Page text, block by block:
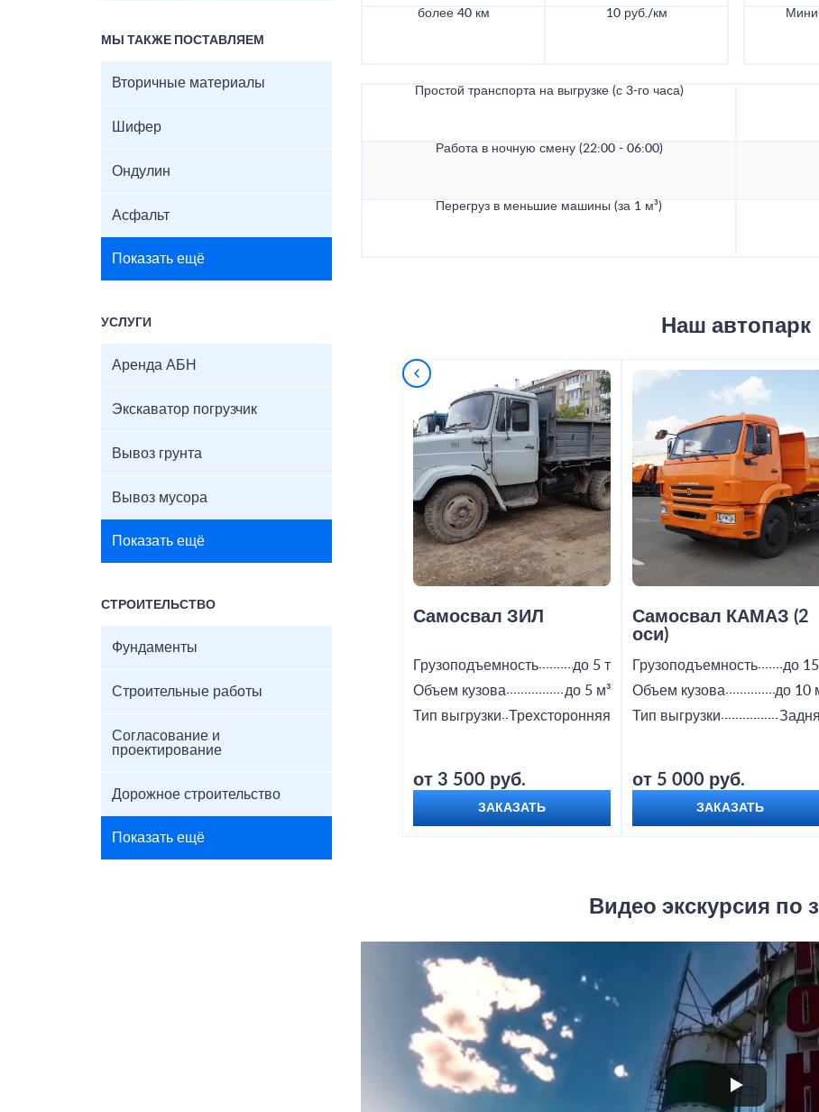
МЫ ТАКЖЕ ПОСТАВЛЯЕМ
Вторичные материалы
Шифер
Ондулин
Асфальт
Показать ещё
УСЛУГИ
Аренда АБН
Экскаватор погрузчик
Вывоз грунта
Вывоз мусора
Показать ещё
СТРОИТЕЛЬСТВО
Фундаменты
Строительные работы
Согласование и
проектирование
Дорожное строительство
Показать ещё
более 40 км 10 руб./км
Простой транспорта на выгрузке (с 3-го часа)
Работа в ночную смену (22:00 - 06:00)
Перегруз в меньшие машины (за 1 м³)
Наш автопарк
Самосвал ЗИЛ
Грузоподъемность
до 5 т
Объем кузова
до 5 м³
Тип выгрузки Трехсторонняя
от 3 500 руб.
ЗАКАЗАТЬ
Самосвал КАМАЗ (2
оси)
Грузоподъемность
до
Объем кузова
до 10
Тип выгрузки
от 5 000 руб.
ЗАКАЗАТЬ
Видео экскурсия по